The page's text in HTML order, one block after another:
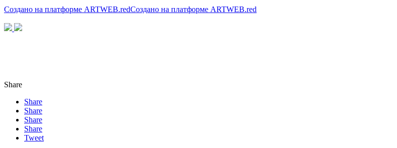
Создано на платформе ARTWEB.redСоздано на платформе ARTWEB.red
Share
Share
Share
Share
Share
Tweet